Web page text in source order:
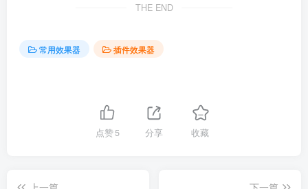
THE END
常用效果器 插件效果器
点赞5 分享 收藏